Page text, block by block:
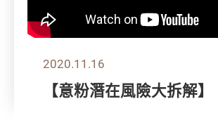
2020.11.16
【意粉潛在風險大拆解】